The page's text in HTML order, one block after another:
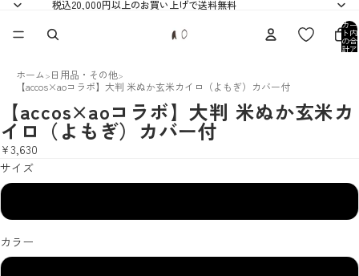
税込20,000円以上のお買い上げで送料無料
カー
ト内
の合
計ア
イテ
ホーム > 日用品・その他>
【accos×aoコラボ】大判 米ぬか玄米カイロ（よもぎ）カバー付
【accos×aoコラボ】大判 米ぬか玄米カ
イロ（よもぎ）カバー付
¥3,630
サイズ
カラー